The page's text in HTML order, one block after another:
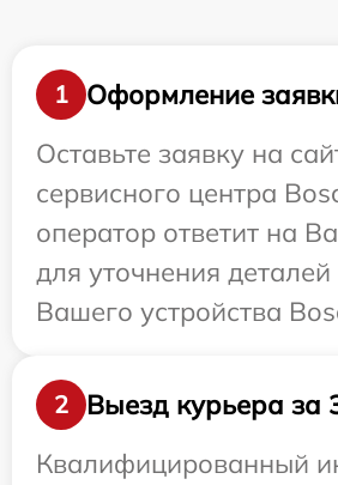
1
Оформление
Оставьте заявку на
сервисного центра
оператор ответит на
для уточнения
Вашего устройства
2
Выезд курьера за
Квалифицированный